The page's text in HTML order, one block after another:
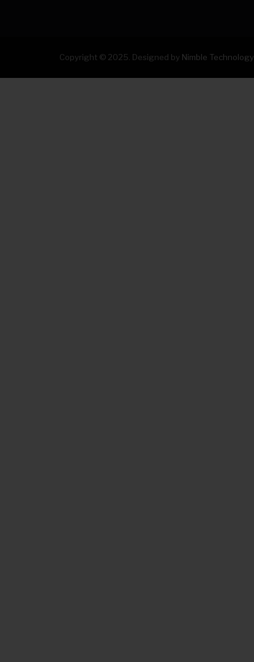
Copyright © 2025. Designed by Nimble Technology